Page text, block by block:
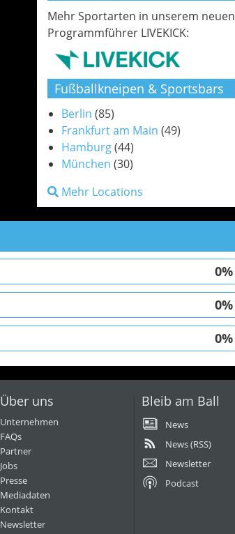
Mehr Sportarten in unserem neuen
Programmführer LIVEKICK:
Fußballkneipen & Sportsbars
Berlin (85)
Frankfurt am Main (49)
Hamburg(44)
München (30)
Mehr Locations
0%
0%
0%
Über uns
Unternehmen
FAQs
Partner
Jobs
Presse
Mediadaten
Kontakt
Newsletter
Bleib am Ball
News
News (RSS)
Newsletter
Podcast